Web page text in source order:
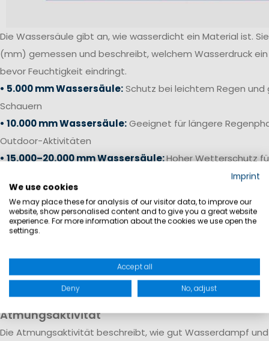
Die Wassersäule gibt an, wie wasserdicht ein Material ist.
(mm) gemessen und beschreibt, welchem Wasserdruck
bevor Feuchtigkeit eindringt.
• 5.000 mm Wassersäule:Schutz bei leichtem Regen
Schauern
• 10.000 mm Wassersäule:Geeignet für längere
Outdoor-Aktivitäten
• 15.000–20.000 mm Wassersäule:Hoher Wetterschutz
• 20.000 mm+ Wassersäule:
Bedingungen auf See
Gerade bei Segelhosen und Salopetten ist neben einer
robuste Verstärkungen sorgen dafür, dass Feuchtigkeit
Bedingungen zuverlässig draußen bleibt.
Atmungsaktivität
Die Atmungsaktivität beschreibt, wie gut Wasserdampf
Imprint
We use cookies
We may place these for analysis of our visitor data, to improve our
website, show personalised content and to give you a great website
experience. For more information about the cookies we use open the
settings.
Accept all
Deny No, adjust